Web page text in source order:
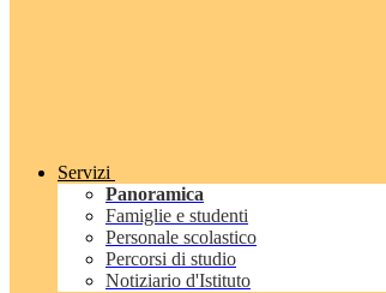
Servizi
Panoramica
Famiglie e studenti
Personale scolastico
Percorsi di studio
Notiziario d'Istituto